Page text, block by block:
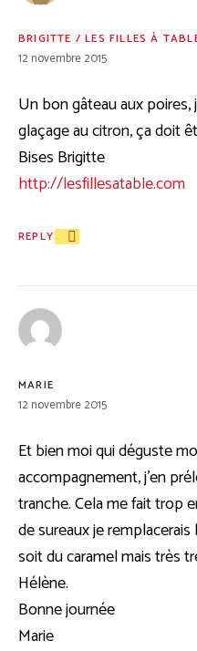
BRIGITTE / LES FILLES À
12 novembre 2015
Un bon gâteau aux poires,
glaçage au citron, ça doit
Bises Brigitte
http://lesfillesatable.com
REPLY
MARIE
12 novembre 2015
Et bien moi qui déguste
accompagnement, j’en
tranche. Cela me fait trop
de sureaux je
soit du caramel mais très
Hélène.
Bonne journée
Marie